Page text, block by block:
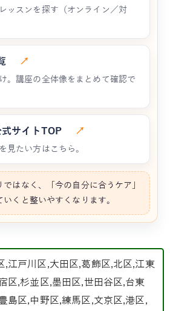
ッスンを探す（オンライン／対
↗
。講座の全体像をまとめて確認で
式サイトTOP ↗
見たい方はこちら。
はなく、「今の自分に合うケア」
くと整いやすくなります。
,江戸川区,大田区,葛飾区,北区,江東
区,杉並区,墨田区,世田谷区,台東
島区,中野区,練馬区,文京区,港区,